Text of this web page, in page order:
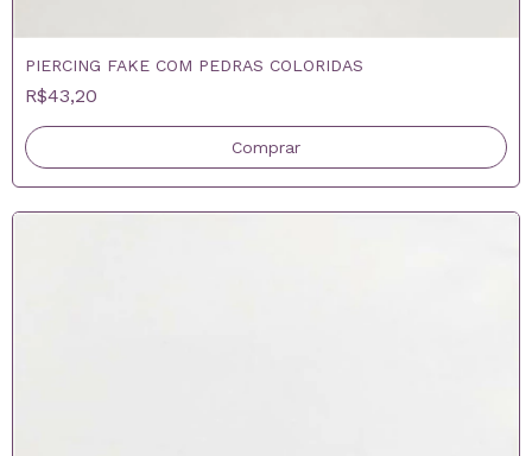
PIERCING FAKE COM PEDRAS COLORIDAS
R$43,20
Comprar